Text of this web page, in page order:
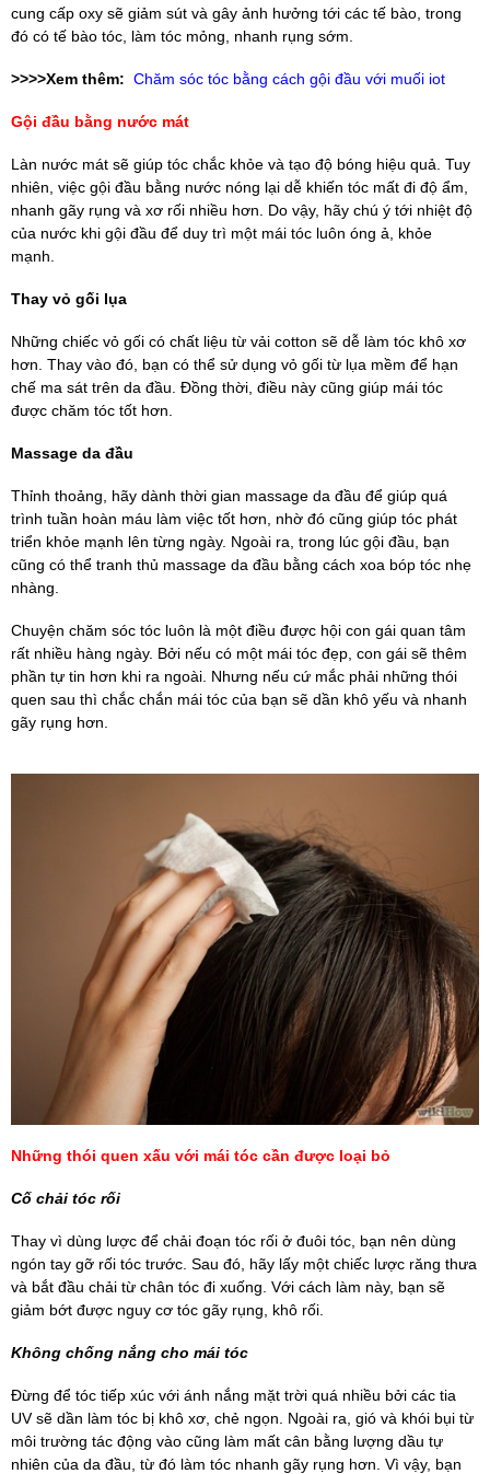
cung cấp oxy sẽ giảm sút và gây ảnh hưởng tới các tế bào, trong
đó có tế bào tóc, làm tóc mỏng, nhanh rụng sớm.
>>>>Xem thêm: Chăm sóc tóc bằng cách gội đầu với muối iot
Gội đầu bằng nước mát
Làn nước mát sẽ giúp tóc chắc khỏe và tạo độ bóng hiệu quả. Tuy
nhiên, việc gội đầu bằng nước nóng lại dễ khiến tóc mất đi độ ẩm,
nhanh gãy rụng và xơ rối nhiều hơn. Do vậy, hãy chú ý tới nhiệt độ
của nước khi gội đầu để duy trì một mái tóc luôn óng ả, khỏe
mạnh.
Thay vỏ gối lụa
Những chiếc vỏ gối có chất liệu từ vải cotton sẽ dễ làm tóc khô xơ
hơn. Thay vào đó, bạn có thể sử dụng vỏ gối từ lụa mềm để hạn
chế ma sát trên da đầu. Đồng thời, điều này cũng giúp mái tóc
được chăm tóc tốt hơn.
Massage da đầu
Thỉnh thoảng, hãy dành thời gian massage da đầu để giúp quá
trình tuần hoàn máu làm việc tốt hơn, nhờ đó cũng giúp tóc phát
triển khỏe mạnh lên từng ngày. Ngoài ra, trong lúc gội đầu, bạn
cũng có thể tranh thủ massage da đầu bằng cách xoa bóp tóc nhẹ
nhàng.
Chuyện chăm sóc tóc luôn là một điều được hội con gái quan tâm
rất nhiều hàng ngày. Bởi nếu có một mái tóc đẹp, con gái sẽ thêm
phần tự tin hơn khi ra ngoài. Nhưng nếu cứ mắc phải những thói
quen sau thì chắc chắn mái tóc của bạn sẽ dần khô yếu và nhanh
gãy rụng hơn.
Những thói quen xấu với mái tóc cần được loại bỏ
Cố chải tóc rối
Thay vì dùng lược để chải đoạn tóc rối ở đuôi tóc, bạn nên dùng
ngón tay gỡ rối tóc trước. Sau đó, hãy lấy một chiếc lược răng thưa
và bắt đầu chải từ chân tóc đi xuống. Với cách làm này, bạn sẽ
giảm bớt được nguy cơ tóc gãy rụng, khô rối.
Không chống nắng cho mái tóc
Đừng để tóc tiếp xúc với ánh nắng mặt trời quá nhiều bởi các tia
UV sẽ dần làm tóc bị khô xơ, chẻ ngọn. Ngoài ra, gió và khói bụi từ
môi trường tác động vào cũng làm mất cân bằng lượng dầu tự
nhiên của da đầu, từ đó làm tóc nhanh gãy rụng hơn. Vì vậy, bạn